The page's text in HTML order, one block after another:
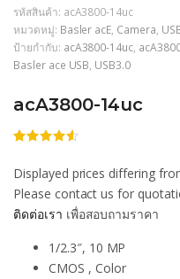
รหัสสินค้า: acA3800-14uc
หมวดหมู่: Basler acE Camera
ป้ายกำกับ: acA3800-14uc
Basler ace USB USB3.0
acA3800-14uc
คะแนน
4.47จาก
5 คะแนน
การให้
ของลูกค้า
Displayed prices differing
Please contact us for
ติดต่อเรา เพื่อสอบถามราคา
1/2.3″, 10 MP
CMOS , Color